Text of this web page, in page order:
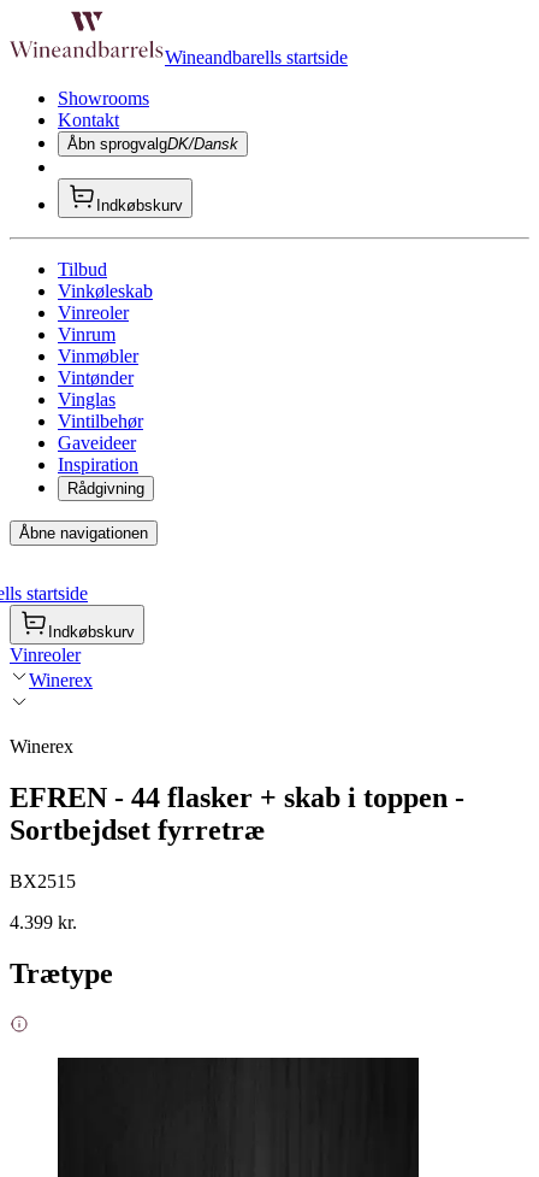
Wineandbarells startside
Showrooms
Kontakt
Åbn sprogvalgDK/Dansk
Indkøbskurv
Tilbud
Vinkøleskab
Vinreoler
Vinrum
Vinmøbler
Vintønder
Vinglas
Vintilbehør
Gaveideer
Inspiration
Rådgivning
Åbne navigationen
startside
Indkøbskurv
Vinreoler
Winerex
Winerex
EFREN - 44 flasker + skab i toppen -
Sortbejdset fyrretræ
BX2515
4.399 kr.
Trætype